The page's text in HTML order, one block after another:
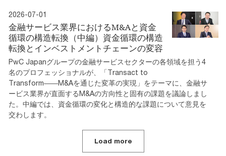
2026-07-01
金融サービス業界におけるM&Aと資金
循環の構造転換（中編）資金循環の構造
転換とインベストメントチェーンの変容
PwC Japanグループの金融サービスセクターの各領域を担う4
名のプロフェッショナルが、「Transact to
Transform――M&Aを通じた変革の実現」をテーマに、金融サ
ービス業界が直面するM&Aの方向性と固有の課題を議論しまし
た。中編では、資金循環の変化と構造的な課題について意見を
交わします。
Load more